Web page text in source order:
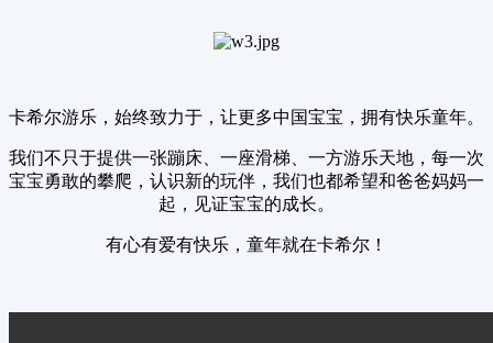
卡希尔游乐，始终致力于，让更多中国宝宝，拥有快乐童年。
我们不只于提供一张蹦床、一座滑梯、一方游乐天地，每一次
宝宝勇敢的攀爬，认识新的玩伴，我们也都希望和爸爸妈妈一
起，见证宝宝的成长。
有心有爱有快乐，童年就在卡希尔！